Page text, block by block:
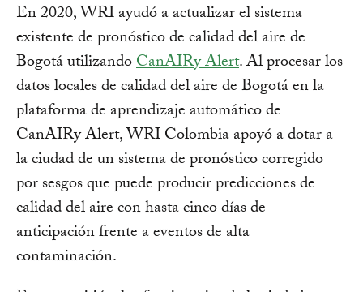
En 2020, WRI ayudó a actualizar el sistema
existente de pronóstico de calidad del aire de
Bogotá utilizandoCanAIRy Alert. Al procesar los
datos locales de calidad del aire de Bogotá en la
plataforma de aprendizaje automático de
CanAIRy Alert, WRI Colombia apoyó a dotar a
la ciudad de un sistema de pronóstico corregido
por sesgos que puede producir predicciones de
calidad del aire con hasta cinco días de
anticipación frente a eventos de alta
contaminación.